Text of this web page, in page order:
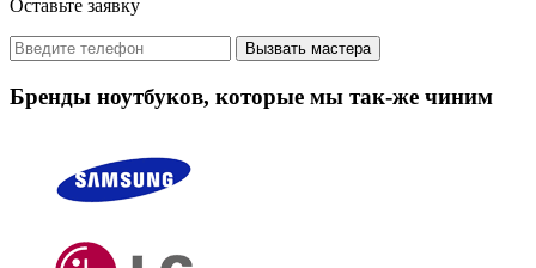
Оставьте заявку
Вызвать мастера
Бренды ноутбуков, которые мы так-же чиним